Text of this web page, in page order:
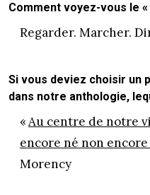
Comment voyez-vous le
Regarder. Marcher.
Si vous deviez choisir un
dans notre anthologie,
«Au centre de notre
encore né non
Morency